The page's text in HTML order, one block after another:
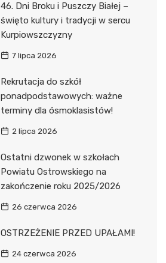
46. Dni Broku i Puszczy Białej –
święto kultury i tradycji w sercu
Kurpiowszczyzny
7 lipca 2026
Rekrutacja do szkół
ponadpodstawowych: ważne
terminy dla ósmoklasistów!
2 lipca 2026
Ostatni dzwonek w szkołach
Powiatu Ostrowskiego na
zakończenie roku 2025/2026
26 czerwca 2026
OSTRZEŻENIE PRZED UPAŁAMI!
24 czerwca 2026